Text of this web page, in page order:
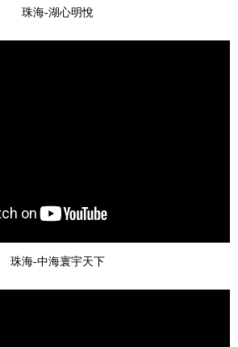
珠海-湖心明悅
珠海-中海寰宇天下